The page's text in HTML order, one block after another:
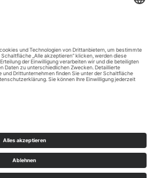
Schilling | Webdesign:Villaester